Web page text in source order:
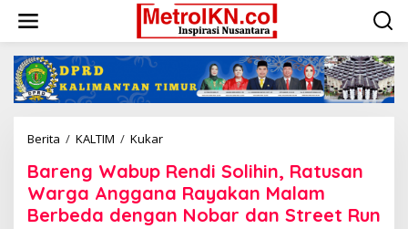
konten
Berita / KALTIM / KukarBareng
Rendi
Solihin,
Ratusan
Warga
Bareng Wabup Rendi Solihin, Ratusan
Warga Anggana Rayakan Malam
Berbeda dengan Nobar dan Street Run